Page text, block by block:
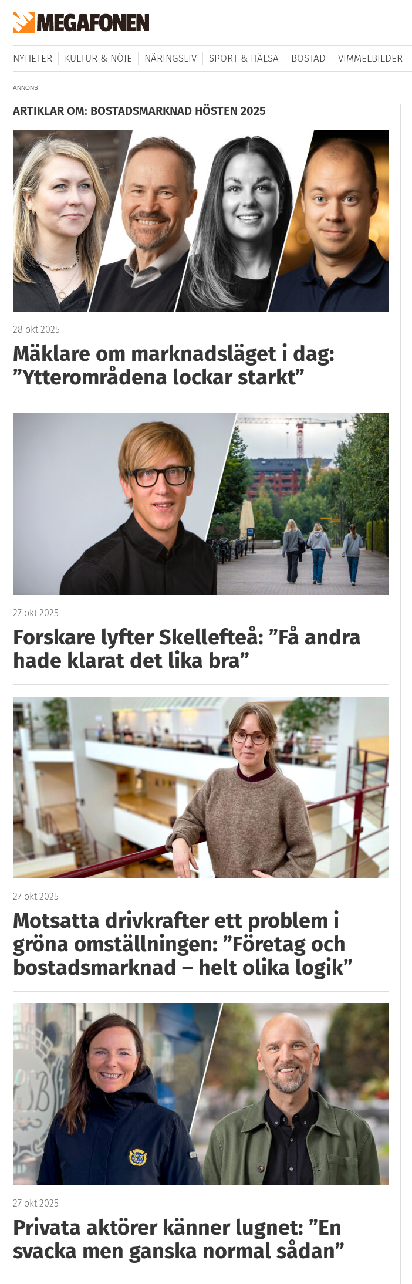
NYHETER KULTUR & NÖJE NÄRINGSLIV SPORT & HÄLSA BOSTAD VIMMELBILDER
ANNONS
ARTIKLAR OM: BOSTADSMARKNAD HÖSTEN 2025
28 okt 2025
Mäklare om marknadsläget i dag:
”Ytterområdena lockar starkt”
27 okt 2025
Forskare lyfter Skellefteå: ”Få andra
hade klarat det lika bra”
27 okt 2025
Motsatta drivkrafter ett problem i
gröna omställningen: ”Företag och
bostadsmarknad – helt olika logik”
27 okt 2025
Privata aktörer känner lugnet: ”En
svacka men ganska normal sådan”